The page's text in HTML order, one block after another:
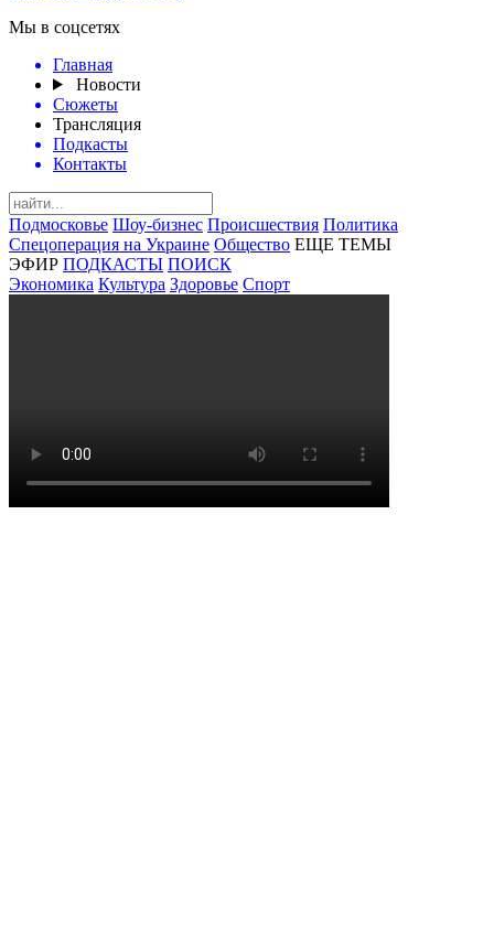
Мы в соцсетях
Главная
Новости
Сюжеты
Трансляция
Подкасты
Контакты
Подмосковье Шоу-бизнес Происшествия Политика
Спецоперация на Украине Общество ЕЩЕ ТЕМЫ
ЭФИР ПОДКАСТЫ ПОИСК
Экономика Культура Здоровье Спорт